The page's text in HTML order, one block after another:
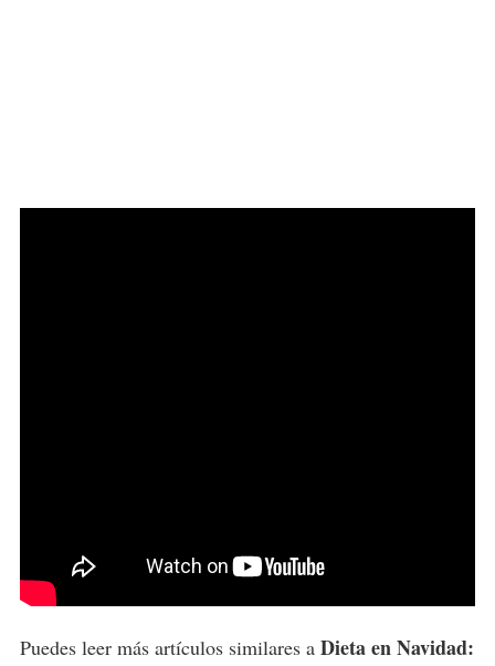
Puedes leer más artículos similares a Dieta en Navidad: